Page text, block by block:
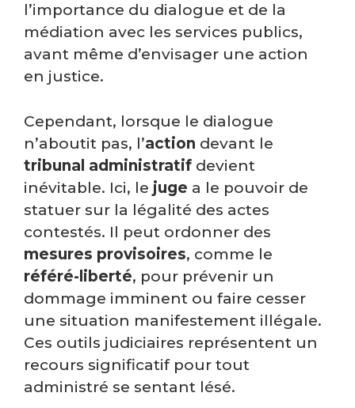
l’importance du dialogue et de la
médiation avec les services publics,
avant même d’envisager une action
en justice.
Cependant, lorsque le dialogue
n’aboutit pas, l’action devant le
tribunal administratif devient
inévitable. Ici, le juge a le pouvoir de
statuer sur la légalité des actes
contestés. Il peut ordonner des
mesures provisoires, comme le
référé-liberté, pour prévenir un
dommage imminent ou faire cesser
une situation manifestement illégale.
Ces outils judiciaires représentent un
recours significatif pour tout
administré se sentant lésé.